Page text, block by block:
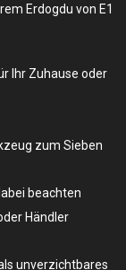
Erdogdu von E1
Ihr Zuhause oder
zum Sieben
beachten
Händler
unverzichtbares